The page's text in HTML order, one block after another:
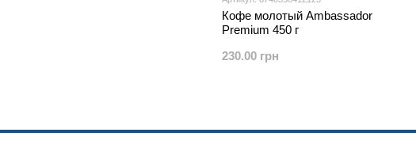
Кофе молотый Ambassador
Premium 450 г
230.00 грн